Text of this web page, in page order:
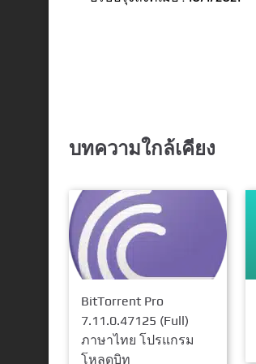
บทความใกล้เคียง
BitTorrent Pro
7.11.0.47125 (Full)
ภาษาไทย โปรแกรม
โหลดบิท